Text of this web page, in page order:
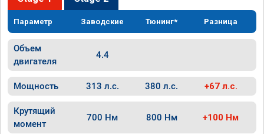
Параметр Заводские Тюнинг* Разница
Объем
двигателя
4.4
Мощность 313 л.с. 380 л.с. +67 л.с.
Крутящий
момент
700 Нм 800 Нм +100 Нм